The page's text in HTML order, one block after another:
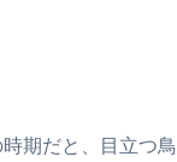
期だと、目立つ鳥